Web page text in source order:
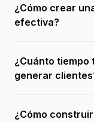
¿Cómo crear
efectiva?
¿Cuánto tiempo
generar
¿Cómo